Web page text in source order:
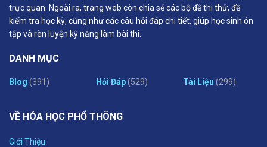
trực quan. Ngoài ra, trang web còn chia sẻ các bộ đề thi thử, đề
kiểm tra học kỳ, cũng như các câu hỏi đáp chi tiết, giúp học sinh ôn
tập và rèn luyện kỹ năng làm bài thi.
DANH MỤC
Blog (391) Hỏi Đáp(529) Tài Liệu (299)
VỀ HÓA HỌC PHỔ THÔNG
Giới Thiệu